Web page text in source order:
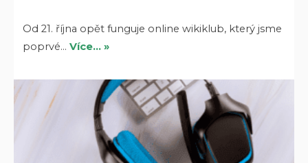
Od 21. října opět funguje online wikiklub, který jsme
poprvé…Více… »